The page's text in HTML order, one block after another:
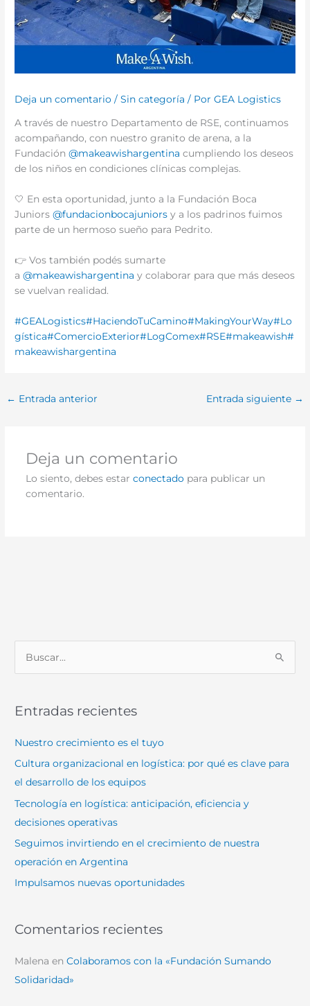
Deja un comentario /Sin categoría / PorGEA Logistics
A través de nuestro Departamento de RSE, continuamos
acompañando, con nuestro granito de arena, a la
Fundación@makeawishargentina cumpliendo los deseos
de los niños en condiciones clínicas complejas.
🤍 En esta oportunidad, junto a la Fundación Boca
Juniors@fundacionbocajuniors y a los padrinos fuimos
parte de un hermoso sueño para Pedrito.
👉 Vos también podés sumarte
a@makeawishargentina y colaborar para que más deseos
se vuelvan realidad.
#GEALogistics#HaciendoTuCamino#MakingYourWay#Lo
gística#ComercioExterior#LogComex#RSE#makeawish#
makeawishargentina
← Entrada anterior Entrada siguiente →
Deja un comentario
Lo siento, debes estar conectadopara publicar un
comentario.
c
r
:
Entradas recientes
Nuestro crecimiento es el tuyo
Cultura organizacional en logística: por qué es clave para
el desarrollo de los equipos
Tecnología en logística: anticipación, eficiencia y
decisiones operativas
Seguimos invirtiendo en el crecimiento de nuestra
operación en Argentina
Impulsamos nuevas oportunidades
Comentarios recientes
Malena enColaboramos con la «Fundación Sumando
Solidaridad»